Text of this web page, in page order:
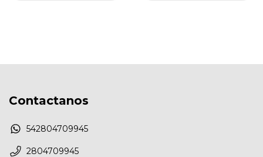
Contactanos
542804709945
2804709945